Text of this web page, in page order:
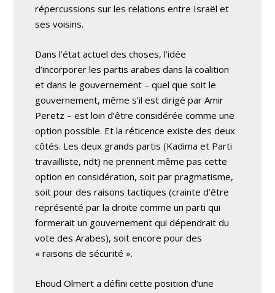
répercussions sur les relations entre Israël et
ses voisins.
Dans l’état actuel des choses, l’idée
d’incorporer les partis arabes dans la coalition
et dans le gouvernement – quel que soit le
gouvernement, même s’il est dirigé par Amir
Peretz – est loin d’être considérée comme une
option possible. Et la réticence existe des deux
côtés. Les deux grands partis (Kadima et Parti
travailliste, ndt) ne prennent même pas cette
option en considération, soit par pragmatisme,
soit pour des raisons tactiques (crainte d’être
représenté par la droite comme un parti qui
formerait un gouvernement qui dépendrait du
vote des Arabes), soit encore pour des
« raisons de sécurité ».
Ehoud Olmert a défini cette position d’une